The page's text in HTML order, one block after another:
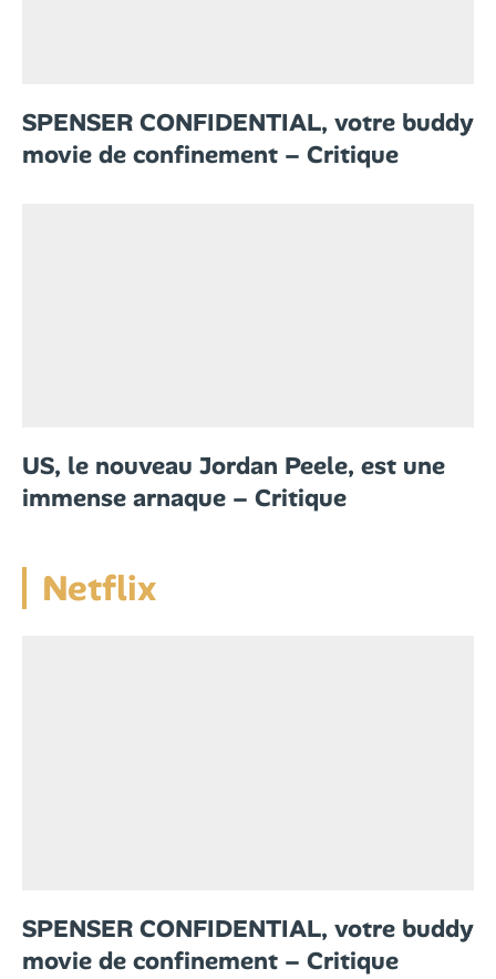
SPENSER CONFIDENTIAL, votre buddy
movie de confinement – Critique
US, le nouveau Jordan Peele, est une
immense arnaque – Critique
Netflix
SPENSER CONFIDENTIAL, votre buddy
movie de confinement – Critique